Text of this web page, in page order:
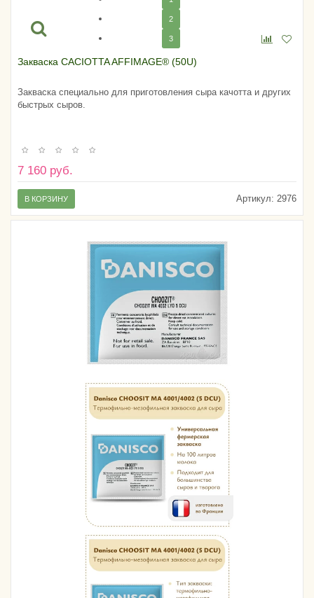
2
3
Закваска CACIOTTA AFFIMAGE® (50U)
Закваска специально для приготовления сыра качотта и других
быстрых сыров.
7 160 руб.
Артикул: 2976
В КОРЗИНУ